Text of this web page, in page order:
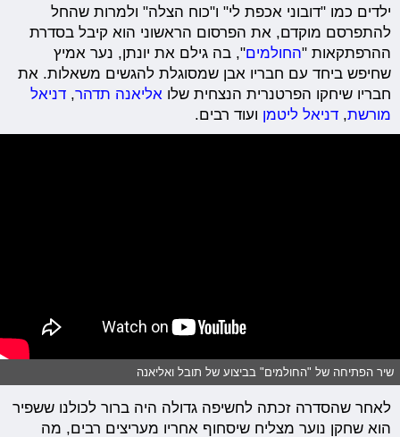
ילדים כמו "דובוני אכפת לי" ו"כוח הצלה" ולמרות שהחל
להתפרסם מוקדם, את הפרסום הראשוני הוא קיבל בסדרת
ההרפתקאות "החולמים", בה גילם את יונתן, נער אמיץ
שחיפש ביחד עם חבריו אבן שמסוגלת להגשים משאלות. את
חבריו שיחקו הפרטנרית הנצחית שלו אליאנה תדהר,דניאל
מורשת,דניאל ליטמן ועוד רבים.
שיר הפתיחה של "החולמים" בביצוע של תובל ואליאנה
לאחר שהסדרה זכתה לחשיפה גדולה היה ברור לכולנו ששפיר
הוא שחקן נוער מצליח שיסחוף אחריו מעריצים רבים, מה